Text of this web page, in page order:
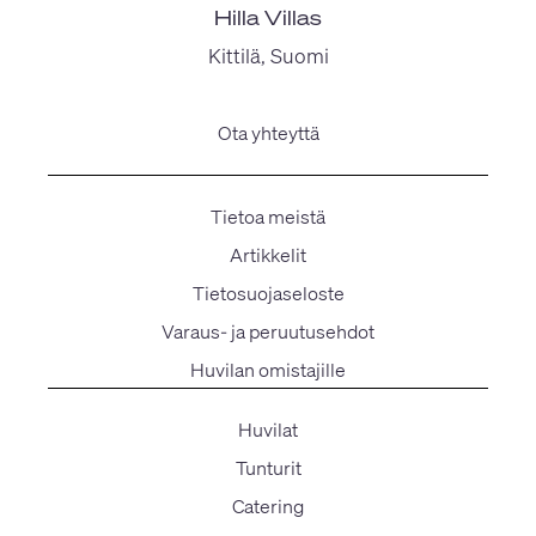
Hilla Villas
Kittilä, Suomi
Ota yhteyttä
Tietoa meistä
Artikkelit
Tietosuojaseloste
Varaus- ja peruutusehdot
Huvilan omistajille
Huvilat
Tunturit
Catering